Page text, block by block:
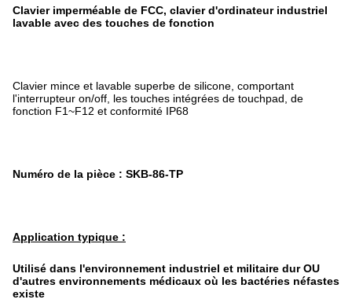
Clavier imperméable de FCC, clavier d'ordinateur industriel
lavable avec des touches de fonction
Clavier mince et lavable superbe de silicone, comportant
l'interrupteur on/off, les touches intégrées de touchpad, de
fonction F1~F12 et conformité IP68
Numéro de la pièce : SKB-86-TP
Application typique :
Utilisé dans l'environnement industriel et militaire dur OU
d'autres environnements médicaux où les bactéries néfastes
existe